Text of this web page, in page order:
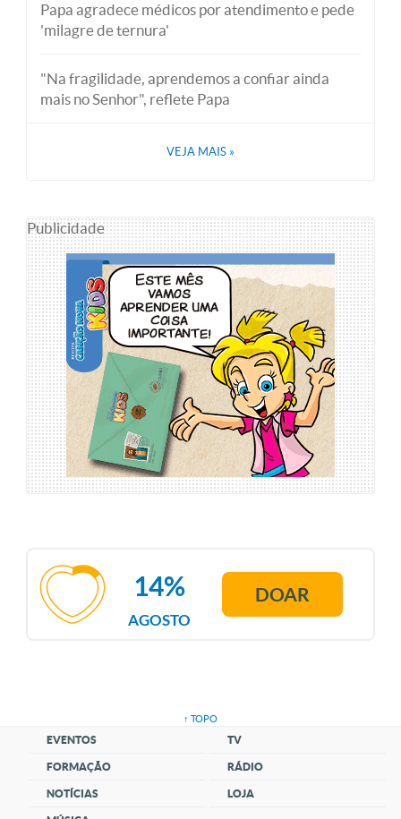
Papa agradece médicos por atendimento e pede
'milagre de ternura'
"Na fragilidade, aprendemos a confiar ainda
mais no Senhor", reflete Papa
VEJA MAIS »
Publicidade
AGOSTO
14% DOAR
↑ TOPO
EVENTOS
FORMAÇÃO
NOTÍCIAS
TV
RÁDIO
LOJA